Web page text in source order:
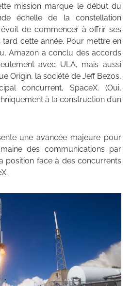
mission marque le début du
échelle de la constellation
de commencer à offrir ses
cette année. Pour mettre en
Amazon a conclu des accords
avec ULA, mais aussi
Origin, la société de Jeff Bezos,
concurrent, SpaceX. (Oui,
à la construction d’un
une avancée majeure pour
des communications par
position face à des concurrents